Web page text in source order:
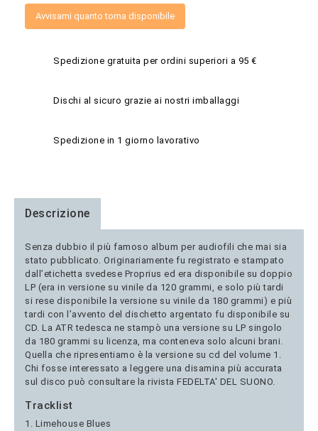
Avvisami quanto torna disponibile
Spedizione gratuita per ordini superiori a 95 €
Dischi al sicuro grazie ai nostri imballaggi
Spedizione in 1 giorno lavorativo
Descrizione
Senza dubbio il più famoso album per audiofili che mai sia
stato pubblicato. Originariamente fu registrato e stampato
dall’etichetta svedese Proprius ed era disponibile su doppio
LP (era in versione su vinile da 120 grammi, e solo più tardi
si rese disponibile la versione su vinile da 180 grammi) e più
tardi con l’avvento del dischetto argentato fu disponibile su
CD. La ATR tedesca ne stampò una versione su LP singolo
da 180 grammi su licenza, ma conteneva solo alcuni brani.
Quella che ripresentiamo è la versione su cd del volume 1.
Chi fosse interessato a leggere una disamina più accurata
sul disco può consultare la rivista FEDELTA' DEL SUONO.
Tracklist
1. Limehouse Blues